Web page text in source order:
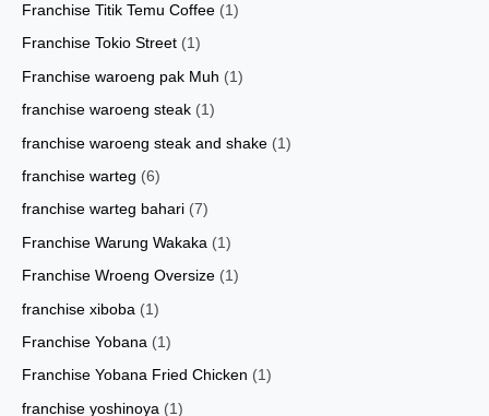
Franchise Titik Temu Coffee (1)
Franchise Tokio Street (1)
Franchise waroeng pak Muh (1)
franchise waroeng steak (1)
franchise waroeng steak and shake (1)
franchise warteg (6)
franchise warteg bahari (7)
Franchise Warung Wakaka (1)
Franchise Wroeng Oversize (1)
franchise xiboba (1)
Franchise Yobana (1)
Franchise Yobana Fried Chicken (1)
franchise yoshinoya (1)